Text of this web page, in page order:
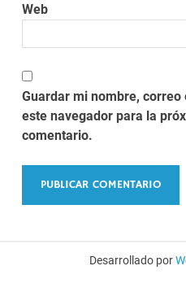
Web
Guardar mi nombre,
este navegador para la
comentario.
Desarrollado por